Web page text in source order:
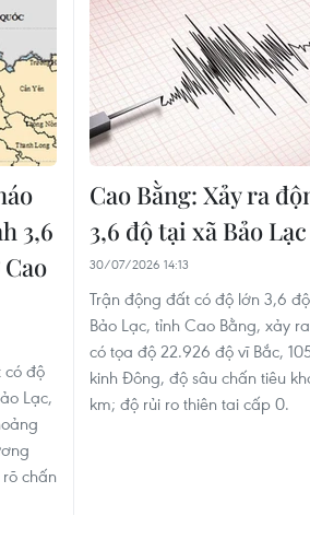
3,6
có độ
Lạc,
chấn
Cao Bằng: Xảy ra
3,6 độ tại xã Bảo Lạc
30/07/2026 14:13
Trận động đất có độ lớn 3,6
Bảo Lạc, tỉnh Cao Bằng, xảy
có tọa độ 22.926 độ vĩ Bắc,
kinh Đông, độ sâu chấn tiêu
km; độ rủi ro thiên tai cấp 0.